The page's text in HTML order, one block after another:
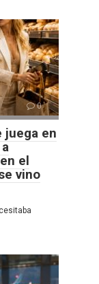
0
juega en
el
vino